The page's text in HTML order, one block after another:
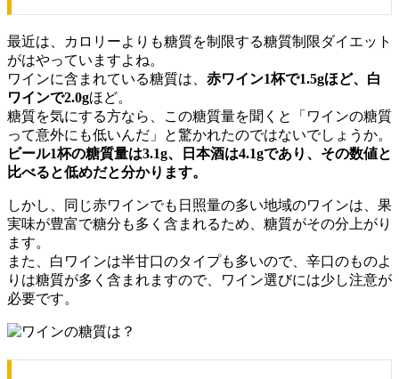
最近は、カロリーよりも糖質を制限する糖質制限ダイエット
がはやっていますよね。
ワインに含まれている糖質は、 赤ワイン1杯で1.5gほど、白
ワインで2.0gほど。
糖質を気にする方なら、この糖質量を聞くと「ワインの糖質
って意外にも低いんだ」と驚かれたのではないでしょうか。
ビール1杯の糖質量は3.1g、日本酒は4.1gであり、その数値と
比べると低めだと分かります。
しかし、同じ赤ワインでも日照量の多い地域のワインは、果
実味が豊富で糖分も多く含まれるため、糖質がその分上がり
ます。
また、白ワインは半甘口のタイプも多いので、辛口のものよ
りは糖質が多く含まれますので、ワイン選びには少し注意が
必要です。